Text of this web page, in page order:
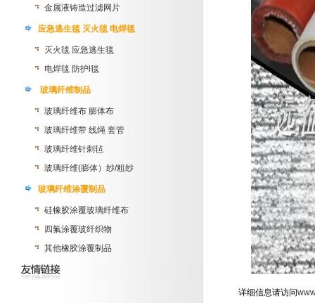
金属液铸造过滤网片
应急逃生毯 灭火毯 电焊毯
灭火毯 应急逃生毯
电焊毯 防护l毯
玻璃纤维制品
玻璃纤维布 膨体布
玻璃纤维带 线绳 套管
玻璃纤维针刺毡
玻璃纤维(膨体）纱/粗纱
玻璃纤维涂覆制品
硅橡胶涂覆玻璃纤维布
四氟涂覆玻纤织物
其他橡胶涂覆制品
详细信息请访问